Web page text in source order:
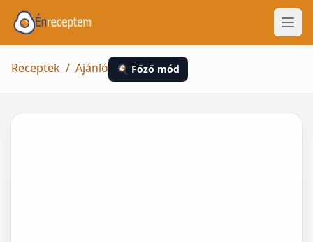
Receptek / Ajánló 🍳 Főző mód